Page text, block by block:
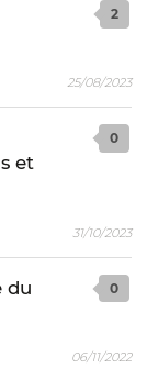
2
25/08/2023
et
0
31/10/2023
du
0
06/11/2022